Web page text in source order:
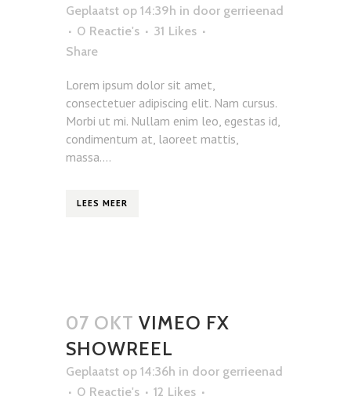
Geplaatst op 14:39h in door gerrieenad
0 Reactie's
31 Likes
Share
Lorem ipsum dolor sit amet,
consectetuer adipiscing elit. Nam cursus.
Morbi ut mi. Nullam enim leo, egestas id,
condimentum at, laoreet mattis,
massa....
LEES MEER
07 OKT VIMEO FX
SHOWREEL
Geplaatst op 14:36h in door gerrieenad
0 Reactie's
12 Likes